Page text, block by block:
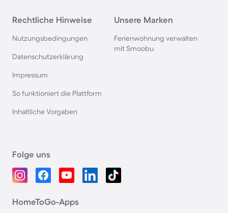
Rechtliche Hinweise
Nutzungsbedingungen
Datenschutzerklärung
Impressum
So funktioniert die Plattform
Inhaltliche Vorgaben
Unsere Marken
Ferienwohnung verwalten
mit Smoobu
Folge uns
HomeToGo-Apps